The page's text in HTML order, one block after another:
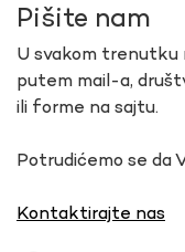
Pišite nam
U svakom trenutku
putem mail-a,
ili forme na sajtu.
Potrudićemo se da
Kontaktirajte nas